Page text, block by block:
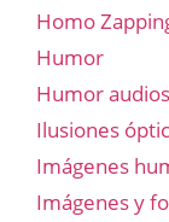
Homo
Humor
Humor audios
Ilusiones
Imágenes
Imágenes y